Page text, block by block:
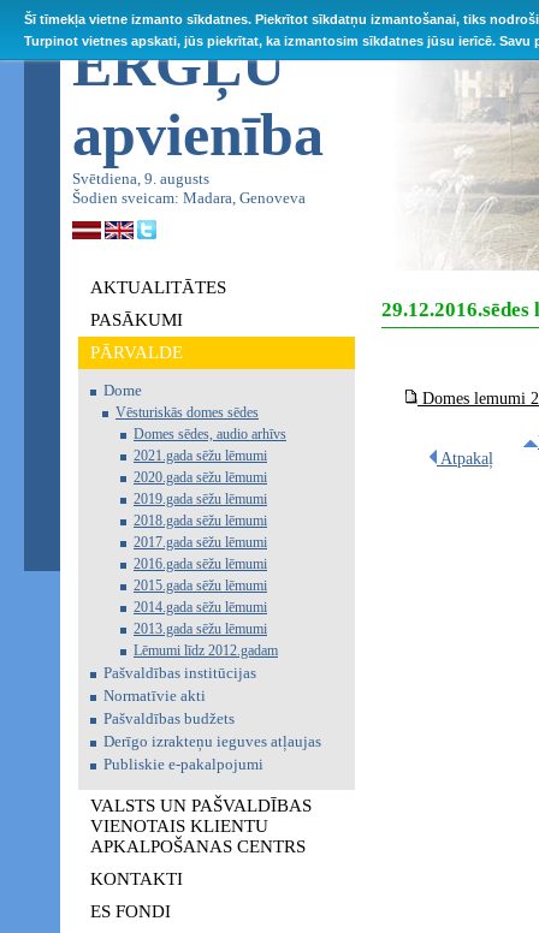
Šī tīmekļa vietne izmanto sīkdatnes. Piekrītot sīkdatņu izmantošanai, tiks
Turpinot vietnes apskati, jūs piekrītat, ka izmantosim sīkdatnes jūsu ierīcē.
ĒRGĻU
apvienība
Svētdiena, 9. augusts
Šodien sveicam: Madara, Genoveva
AKTUALITĀTES
PASĀKUMI
PĀRVALDE
Dome
Vēsturiskās domes sēdes
Domes sēdes, audio arhīvs
2021.gada sēžu lēmumi
2020.gada sēžu lēmumi
2019.gada sēžu lēmumi
2018.gada sēžu lēmumi
2017.gada sēžu lēmumi
2016.gada sēžu lēmumi
2015.gada sēžu lēmumi
2014.gada sēžu lēmumi
2013.gada sēžu lēmumi
Lēmumi līdz 2012.gadam
Pašvaldības institūcijas
Normatīvie akti
Pašvaldības budžets
Derīgo izrakteņu ieguves atļaujas
Publiskie e-pakalpojumi
VALSTS UN PAŠVALDĪBAS
VIENOTAIS KLIENTU
APKALPOŠANAS CENTRS
KONTAKTI
ES FONDI
29.12.2016.sēdes
Domes lemumi
Atpakaļ